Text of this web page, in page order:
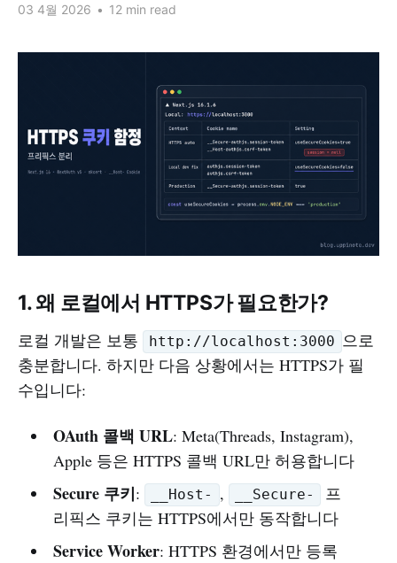
03 4월 2026 • 12 min read
1. 왜 로컬에서 HTTPS가 필요한가?
로컬 개발은 보통 http://localhost:3000 으로
충분합니다. 하지만 다음 상황에서는 HTTPS가 필
수입니다:
OAuth 콜백 URL: Meta(Threads, Instagram),
Apple 등은 HTTPS 콜백 URL만 허용합니다
Secure 쿠키: __Host- , __Secure-
프
리픽스 쿠키는 HTTPS에서만 동작합니다
Service Worker: HTTPS 환경에서만 등록